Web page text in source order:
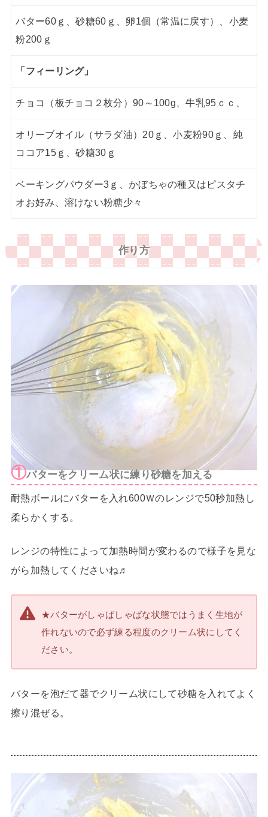
バター60ｇ、砂糖60ｇ、卵1個（常温に戻す）、小麦
粉200ｇ
「フィーリング」
チョコ（板チョコ２枚分）90～100g、牛乳95ｃｃ、
オリーブオイル（サラダ油）20ｇ、小麦粉90ｇ、純
ココア15ｇ、砂糖30ｇ
ベーキングパウダー3ｇ、かぼちゃの種又はピスタチ
オお好み、溶けない粉糖少々
作り方
①バターをクリーム状に練り砂糖を加える
耐熱ボールにバターを入れ600Ｗのレンジで50秒加熱し
柔らかくする。
レンジの特性によって加熱時間が変わるので様子を見な
がら加熱してくださいね♬
★バターがしゃばしゃばな状態ではうまく生地が
作れないので必ず練る程度のクリーム状にしてく
ださい。
バターを泡だて器でクリーム状にして砂糖を入れてよく
擦り混ぜる。